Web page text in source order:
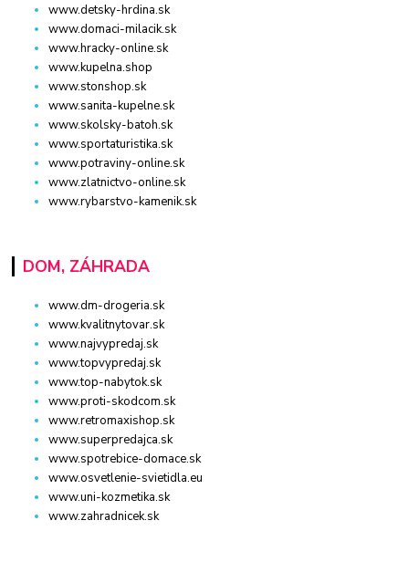
www.detsky-hrdina.sk
www.domaci-milacik.sk
www.hracky-online.sk
www.kupelna.shop
www.stonshop.sk
www.sanita-kupelne.sk
www.skolsky-batoh.sk
www.sportaturistika.sk
www.potraviny-online.sk
www.zlatnictvo-online.sk
www.rybarstvo-kamenik.sk
DOM, ZÁHRADA
www.dm-drogeria.sk
www.kvalitnytovar.sk
www.najvypredaj.sk
www.topvypredaj.sk
www.top-nabytok.sk
www.proti-skodcom.sk
www.retromaxishop.sk
www.superpredajca.sk
www.spotrebice-domace.sk
www.osvetlenie-svietidla.eu
www.uni-kozmetika.sk
www.zahradnicek.sk